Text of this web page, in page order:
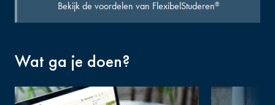
Bekijk de voordelen van FlexibelStuderen®
Wat ga je doen?